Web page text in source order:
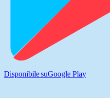
Disponibile suGoogle Play